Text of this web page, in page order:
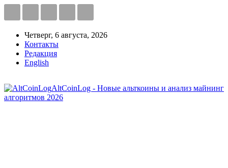
Четверг, 6 августа, 2026
Контакты
Редакция
English
AltCoinLog - Новые альткоины и анализ майнинг
алгоритмов 2026